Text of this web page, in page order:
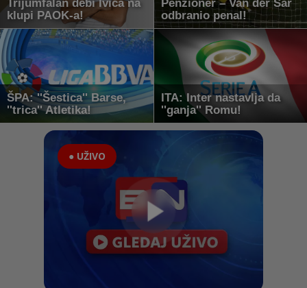
Trijumfalan debi Ivića na
klupi PAOK-a!
Penzioner – Van der Sar
odbranio penal!
ŠPA: ''Šestica'' Barse,
''trica'' Atletika!
ITA: Inter nastavlja da
''ganja'' Romu!
● UŽIVO